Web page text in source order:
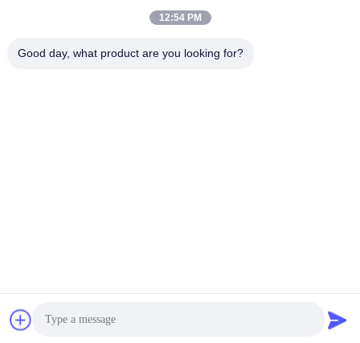
No. 1, vicolo 1199, strada yunping, distretto jiading,
Electronic Technology Development Co., Ltd Tutti. Tutti i diritti
12:54 PM
Good day, what product are you looking for?